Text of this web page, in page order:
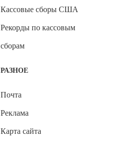
Кассовые сборы США
Рекорды по кассовым
сборам
РАЗНОЕ
Почта
Реклама
Карта сайта